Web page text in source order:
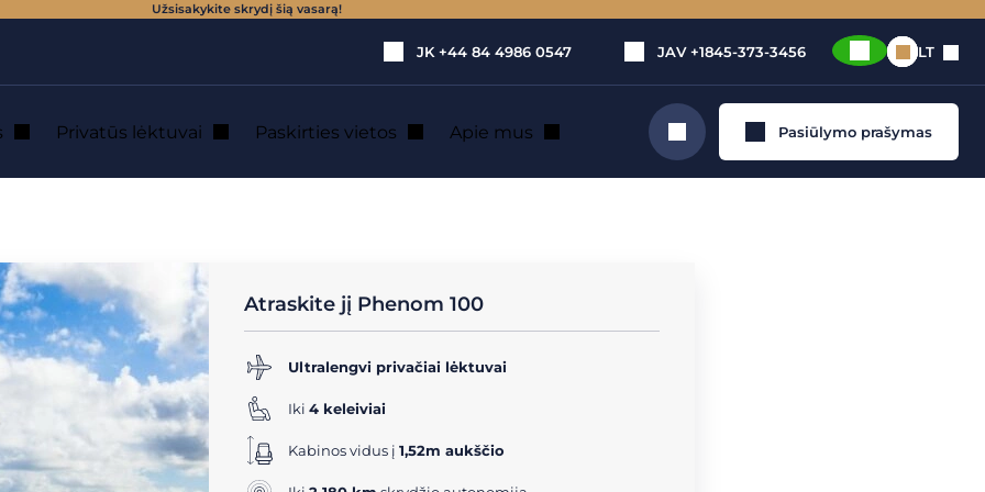
Užsisakykite skrydį šią vasarą!
JK +44 84 4986 0547 JAV +1845-373-3456 LT
Privatūs lėktuvai Paskirties vietos Apie mus Ieškoti Pasiūlymo prašymas
Atraskite jį Phenom 100
Ultralengvi privačiai lėktuvai
Iki 4 keleiviai
Kabinos vidus į 1,52m aukščio